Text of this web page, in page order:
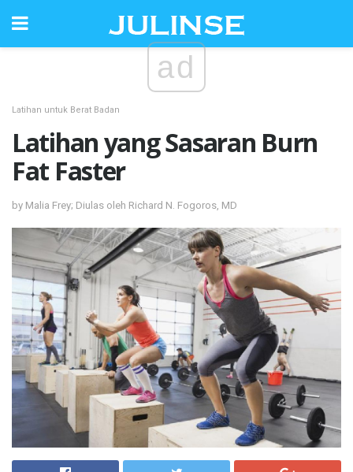
ad
Latihan untuk Berat Badan
Latihan yang Sasaran Burn
Fat Faster
by Malia Frey; Diulas oleh Richard N. Fogoros, MD